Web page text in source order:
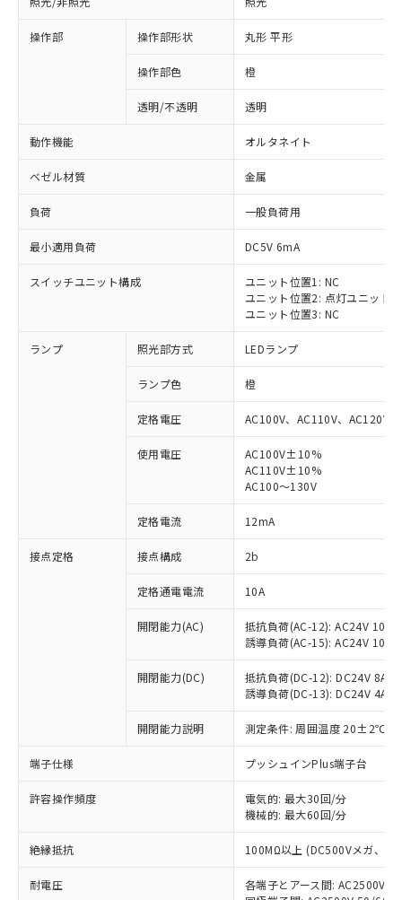
操作部 操作部形状 丸形 平形
操作部色 橙
透明/不透明 透明
動作機能 オルタネイト
ベゼル材質 金属
負荷 一般負荷用
最小適用負荷 DC5V 6mA
スイッチユニット構成
ユニット位置1: NC
ユニット位置2: 点灯ユニット
ユニット位置3: NC
ランプ 照光部方式 LEDランプ
ランプ色 橙
定格電圧 AC100V、AC110V、AC120V
使用電圧
AC100V±10%
AC110V±10%
AC100～130V
定格電流 12mA
接点定格 接点構成 2b
定格通電電流 10A
開閉能力(AC)
抵抗負荷(AC-12): AC24V 10A/
誘導負荷(AC-15): AC24V
開閉能力(DC)
抵抗負荷(DC-12): DC24V 8A/
誘導負荷(DC-13): DC24V 4A/
開閉能力説明 測定条件: 周囲温度 20±2℃、
端子仕様 プッシュインPlus端子台
許容操作頻度
電気的: 最大30回/分
機械的: 最大60回/分
絶縁抵抗 100MΩ以上 (DC500Vメガ、点
耐電圧
各端子とアース間: AC2500V
ご利用条件
以下の条件をお読みいただき、同意のうえ
本サービスは、当社制御機器事業取扱
商品の当社在庫状況および標準価格
(税抜)を提供させていただくもので
当社制御機器事業取扱商品の中には、
本サービスの対象外となる商品もある
ことをご了承ください。
在庫状況および標準価格照会結果は、
記載している更新日時点での社内デー
タに基づき作成されるものであり、閲
準価格とは異なる場合があることをご
対応済み：EU RoHS指令（10物質）の
非含有に対応した製品が提供可能な商品で
対応予定：EU RoHS指令（10物質）の非含
有に対応した製品に切り替える予定のある
対応予定なし：EU RoHS指令（10物質）の
非含有に非対応の商品で、対応品を出す予
調査・確認中：EU RoHS指令（10物質）の
非含有の対応状況を調査中または確認中の
非該当品：ライセンス料など無形物で、有
害物質有無と関係のない商品です。
仕入先様の事情により、非含有部品として
いたものが、含有品と判明した場合などや
むを得ず変更することがあります。
*EU RoHS指令（10物質）：
鉛(Pb) 1000ppm以下、 水銀(Hg) 1000ppm以下、 カド
六価クロム(Cr(Ⅵ)) 1000ppm以下、ポリ臭化ビフェニル
「○」：最大均質材料含有率が中国RoHSの
基準値以下であることを示します。
「×」：最大均質材料含有率が中国RoHSの
基準値を超えていることを示します。
「－」：未確認です。当社販売部門へお問
当社は、これら貴社製品のうち、外国
為替および外国貿易法に定める商品
（以下｢規制貨物等」という）を輸出
または国外への提供する場合は、日本
国政府の輸出許可(または役務取引許
可)を取得するなどの必要な手続きを